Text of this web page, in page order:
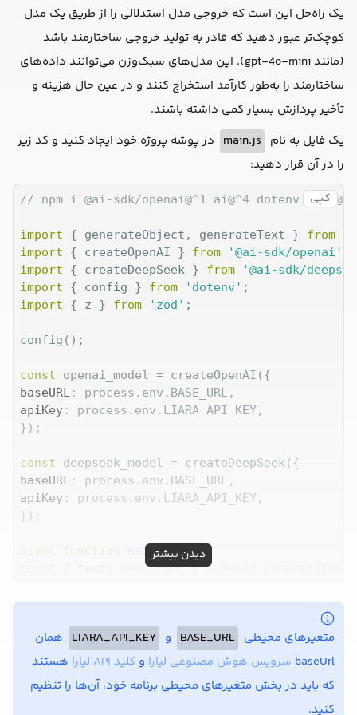
یک راه‌حل این است که خروجی مدل استدلالی را از طریق یک مدل
کوچک‌تر عبور دهید که قادر به تولید خروجی ساختارمند باشد
(مانند gpt-4o-mini). این مدل‌های سبک‌وزن می‌توانند داده‌های
ساختارمند را به‌طور کارآمد استخراج کنند و در عین حال هزینه و
تأخیر پردازش بسیار کمی داشته باشند.
یک فایل به نام main.js در پوشه پروژه خود ایجاد کنید و کد زیر
را در آن قرار دهید:
کپی
// npm i @ai-sdk/openai@^1 ai@^4 dotenv zod
import { generateObject, generateText } from
import { createOpenAI } from '@ai-sdk/openai'
import { createDeepSeek } from
'@ai-sdk/
import { config } from 'dotenv'
import { z } from 'zod' ;
config();
const
baseURL
apiKey: process.env.LIARA_API_KEY,
});
const
baseURL
apiKey : process.env.LIARA_API_KEY,
});
async function main() {
: rawOutput } =
prompt:
'Predict the top 3 largest city by 2050.
});
model: openai_model('openai/gpt-4o-mini' ),
'Extract the desired information
دیدن بیشتر
متغیرهای محیطی BASE_URL و LIARA_API_KEY همان
baseUrl سرویس هوش مصنوعی لیارا و کلید API لیارا
هستند
که باید در بخش متغیرهای محیطی برنامه خود، آن‌ها را تنظیم
کنید.